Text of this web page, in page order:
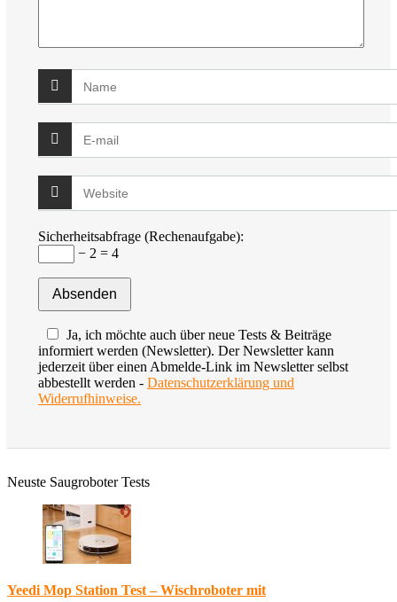
Sicherheitsabfrage (Rechenaufgabe):
− 2 = 4
Ja, ich möchte auch über neue Tests & Beiträge
informiert werden (Newsletter). Der Newsletter kann
jederzeit über einen Abmelde-Link im Newsletter selbst
abbestellt werden - Datenschutzerklärung und
Widerrufhinweise.
Neuste Saugroboter Tests
Yeedi Mop Station Test – Wischroboter mit